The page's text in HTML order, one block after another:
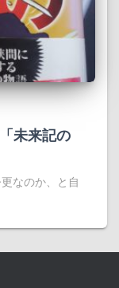
未来記の
なのか、と自